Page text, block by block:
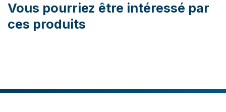
Vous pourriez être intéressé par
ces produits